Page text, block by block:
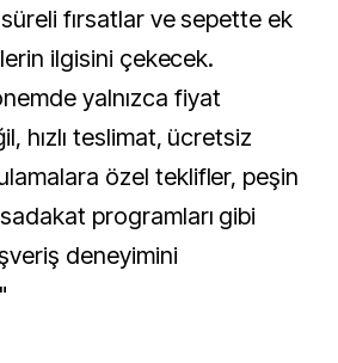
süreli fırsatlar ve sepette ek
ilgisini çekecek.
yalnızca fiyat
hızlı teslimat, ücretsiz
özel teklifler, peşin
programları gibi
deneyimini